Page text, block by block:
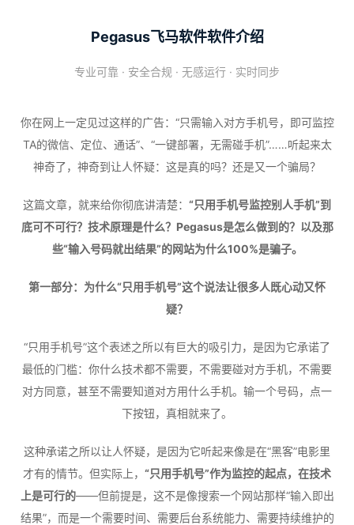
Pegasus飞马软件软件介绍
专业可靠 · 安全合规 · 无感运行 · 实时同步
你在网上一定见过这样的广告：“只需输入对方手机号，即可监控
TA的微信、定位、通话”、“一键部署，无需碰手机”……听起来太
神奇了，神奇到让人怀疑：这是真的吗？还是又一个骗局？
这篇文章，就来给你彻底讲清楚： “只用手机号监控别人手机”到
底可不可行？技术原理是什么？Pegasus是怎么做到的？以及那
些“输入号码就出结果”的网站为什么100%是骗子。
第一部分：为什么“只用手机号”这个说法让很多人既心动又怀
疑？
“只用手机号”这个表述之所以有巨大的吸引力，是因为它承诺了
最低的门槛：你什么技术都不需要，不需要碰对方手机，不需要
对方同意，甚至不需要知道对方用什么手机。输一个号码，点一
下按钮，真相就来了。
这种承诺之所以让人怀疑，是因为它听起来像是在“黑客”电影里
才有的情节。但实际上， “只用手机号”作为监控的起点，在技术
上是可行的——但前提是，这不是像搜索一个网站那样“输入即出
结果”，而是一个需要时间、需要后台系统能力、需要持续维护的